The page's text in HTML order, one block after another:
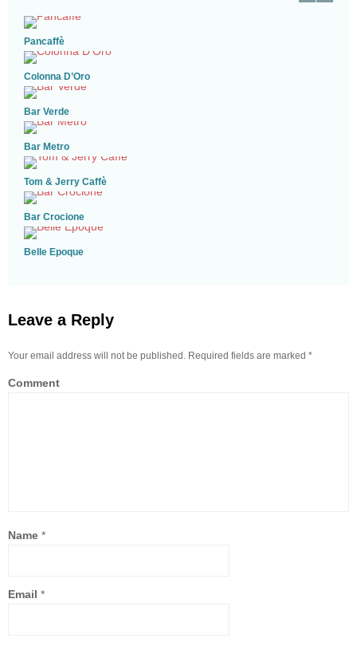
Pancaffè
Colonna D’Oro
Bar Verde
Bar Metro
Tom & Jerry Caffè
Bar Crocione
Belle Epoque
Leave a Reply
Your email address will not be published. Required fields are marked *
Comment
Name *
Email *